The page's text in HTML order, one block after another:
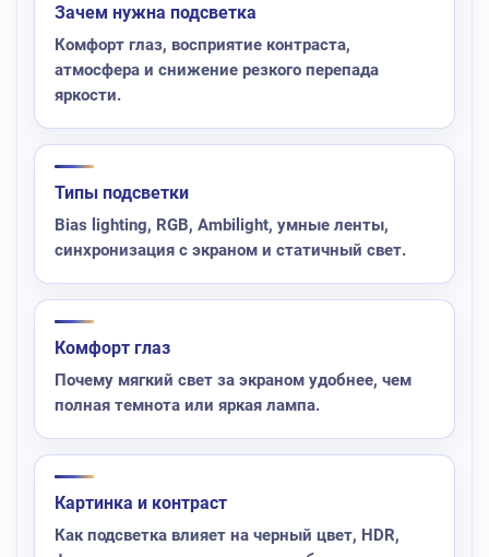
Зачем нужна подсветка
Комфорт глаз, восприятие контраста,
атмосфера и снижение резкого перепада
яркости.
Типы подсветки
Bias lighting, RGB, Ambilight, умные ленты,
синхронизация с экраном и статичный свет.
Комфорт глаз
Почему мягкий свет за экраном удобнее, чем
полная темнота или яркая лампа.
Картинка и контраст
Как подсветка влияет на черный цвет, HDR,